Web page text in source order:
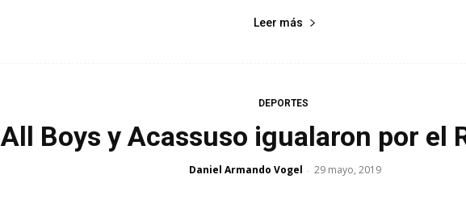
Leer más
DEPORTES
All Boys y Acassuso igualaron por el
Daniel Armando Vogel - 29 mayo, 2019